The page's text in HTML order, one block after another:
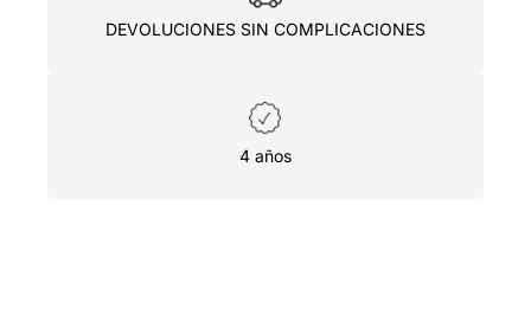
DEVOLUCIONES SIN COMPLICACIONES
4 años